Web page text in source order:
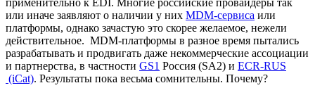
или иначе заявляют о наличии у них MDM-сервиса или
платформы, однако зачастую это скорее желаемое, нежели
действительное. MDM-платформы в разное время пытались
разрабатывать и продвигать даже некоммерческие ассоциации
и партнерства, в частности GS1 Россия (SA2) и ECR-RUS
(iCat). Результаты пока весьма сомнительны. Почему?